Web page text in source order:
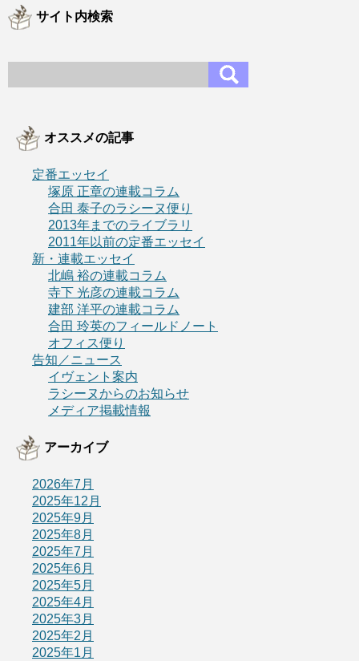
サイト内検索
オススメの記事
定番エッセイ
塚原 正章の連載コラム
合田 泰子のラシーヌ便り
2013年までのライブラリ
2011年以前の定番エッセイ
新・連載エッセイ
北嶋 裕の連載コラム
寺下 光彦の連載コラム
建部 洋平の連載コラム
合田 玲英のフィールドノート
オフィス便り
告知／ニュース
イヴェント案内
ラシーヌからのお知らせ
メディア掲載情報
アーカイブ
2026年7月
2025年12月
2025年9月
2025年8月
2025年7月
2025年6月
2025年5月
2025年4月
2025年3月
2025年2月
2025年1月